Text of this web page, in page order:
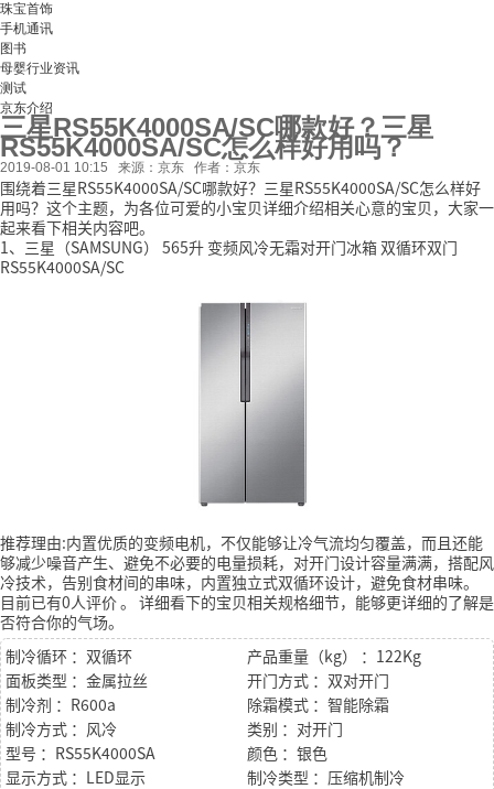
珠宝首饰
手机通讯
图书
母婴行业资讯
测试
京东介绍
三星RS55K4000SA/SC哪款好？三星
RS55K4000SA/SC怎么样好用吗？
2019-08-01 10:15 来源：京东 作者：京东
围绕着三星RS55K4000SA/SC哪款好？三星RS55K4000SA/SC怎么样好
用吗？这个主题，为各位可爱的小宝贝详细介绍相关心意的宝贝，大家一
起来看下相关内容吧。
1、三星（SAMSUNG） 565升 变频风冷无霜对开门冰箱 双循环双门
RS55K4000SA/SC
推荐理由:内置优质的变频电机，不仅能够让冷气流均匀覆盖，而且还能
够减少噪音产生、避免不必要的电量损耗，对开门设计容量满满，搭配风
冷技术，告别食材间的串味，内置独立式双循环设计，避免食材串味。
目前已有0人评价。 详细看下的宝贝相关规格细节，能够更详细的了解是
否符合你的气场。
制冷循环 ：双循环
产品重量（kg） ：122Kg
面板类型 ：金属拉丝
开门方式 ：双对开门
制冷剂 ：R600a
除霜模式 ：智能除霜
制冷方式 ：风冷
类别 ：对开门
型号 ：RS55K4000SA
颜色 ：银色
显示方式 ：LED显示
制冷类型 ：压缩机制冷